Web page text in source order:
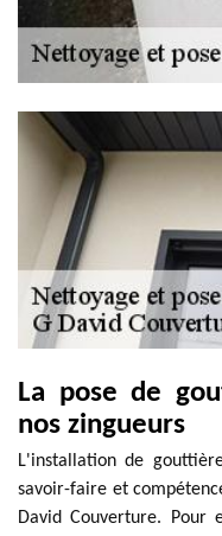
La pose de
nos zingueurs
L'installation de
savoir-faire et
David Couverture. Pour